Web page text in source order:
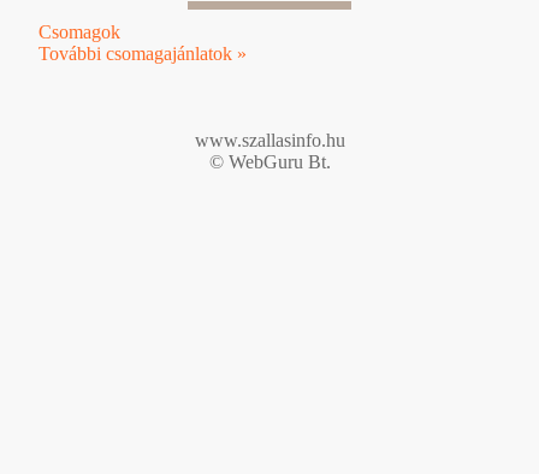
Csomagok
További csomagajánlatok »
www.szallasinfo.hu
© WebGuru Bt.